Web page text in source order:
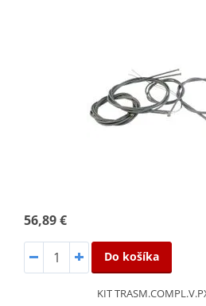
56,89 €
Do košíka
KIT